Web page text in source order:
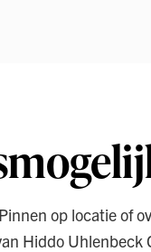
op locatie of
Hiddo Uhlenbeck